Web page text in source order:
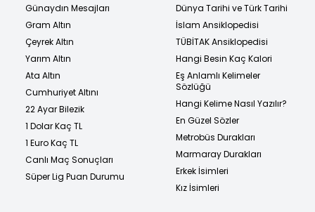
Günaydın Mesajları
Gram Altın
Çeyrek Altın
Yarım Altın
Ata Altın
Cumhuriyet Altını
22 Ayar Bilezik
1 Dolar Kaç TL
1 Euro Kaç TL
Canlı Maç Sonuçları
Süper Lig Puan Durumu
Dünya Tarihi ve Türk Tarihi
İslam Ansiklopedisi
TÜBİTAK Ansiklopedisi
Hangi Besin Kaç Kalori
Eş Anlamlı Kelimeler
Sözlüğü
Hangi Kelime Nasıl Yazılır?
En Güzel Sözler
Metrobüs Durakları
Marmaray Durakları
Erkek İsimleri
Kız İsimleri